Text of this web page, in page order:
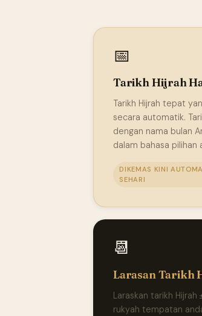
📅
Tarikh Hijrah
Tarikh Hijrah tepat
secara automatik.
dengan nama bulan
dalam bahasa pilihan
DIKEMAS KINI
SEHARI
📆
Larasan Tarikh
Laraskan tarikh Hijrah
rukyah tempatan